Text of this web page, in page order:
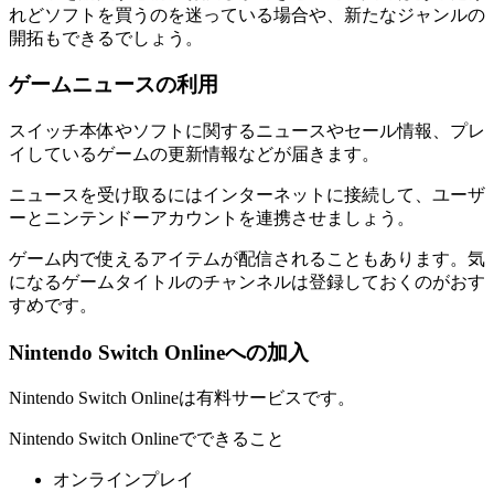
れどソフトを買うのを迷っている場合や、新たなジャンルの
開拓もできるでしょう。
ゲームニュースの利用
スイッチ本体やソフトに関するニュースやセール情報、プレ
イしているゲームの更新情報などが届きます。
ニュースを受け取るにはインターネットに接続して、ユーザ
ーとニンテンドーアカウントを連携させましょう。
ゲーム内で使えるアイテムが配信されることもあります。気
になるゲームタイトルのチャンネルは登録しておくのがおす
すめです。
Nintendo Switch Onlineへの加入
Nintendo Switch Onlineは有料サービスです。
Nintendo Switch Onlineでできること
オンラインプレイ